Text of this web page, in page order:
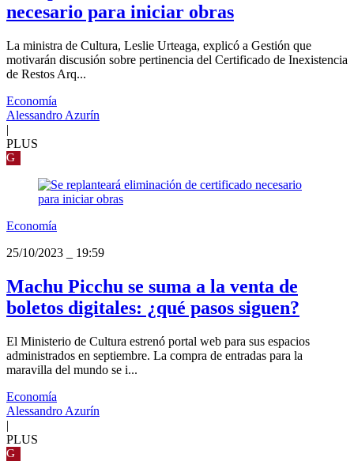
necesario para iniciar obras
La ministra de Cultura, Leslie Urteaga, explicó a Gestión que
motivarán discusión sobre pertinencia del Certificado de Inexistencia
de Restos Arq...
Economía
Alessandro Azurín
|
PLUS
G
Economía
25/10/2023
19:59
Machu Picchu se suma a la venta de
boletos digitales: ¿qué pasos siguen?
El Ministerio de Cultura estrenó portal web para sus espacios
administrados en septiembre. La compra de entradas para la
maravilla del mundo se i...
Economía
Alessandro Azurín
|
PLUS
G